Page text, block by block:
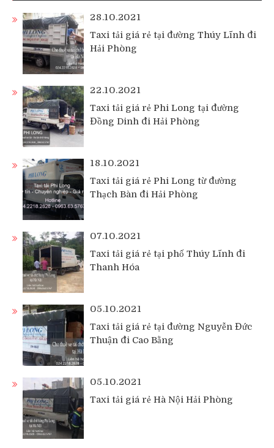
28.10.2021
Taxi tải giá rẻ tại đường Thúy Lĩnh đi
Hải Phòng
22.10.2021
Taxi tải giá rẻ Phi Long tại đường
Đồng Dinh đi Hải Phòng
18.10.2021
Taxi tải giá rẻ Phi Long từ đường
Thạch Bàn đi Hải Phòng
07.10.2021
Taxi tải giá rẻ tại phố Thúy Lĩnh đi
Thanh Hóa
05.10.2021
Taxi tải giá rẻ tại đường Nguyễn Đức
Thuận đi Cao Bằng
05.10.2021
Taxi tải giá rẻ Hà Nội Hải Phòng